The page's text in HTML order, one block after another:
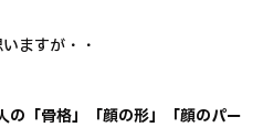
ますが・・
「骨格」「顔の形」「顔のパー